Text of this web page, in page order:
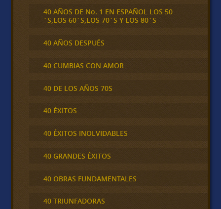
40 AÑOS DE No. 1 EN ESPAÑOL LOS 50
´S,LOS 60´S,LOS 70´S Y LOS 80´S
40 AÑOS DESPUÉS
40 CUMBIAS CON AMOR
40 DE LOS AÑOS 70S
40 ÉXITOS
40 ÉXITOS INOLVIDABLES
40 GRANDES ÉXITOS
40 OBRAS FUNDAMENTALES
40 TRIUNFADORAS